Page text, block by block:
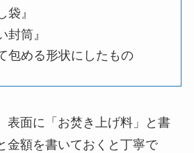
袋』
封筒』
包める形状にしたもの
表面に「お焚き上げ料」と書
金額を書いておくと丁寧で